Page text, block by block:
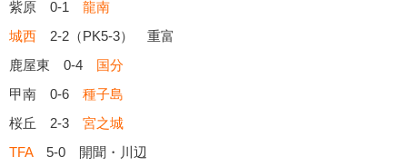
紫原 0-1 龍南
城西 2-2（PK5-3） 重富
鹿屋東 0-4 国分
甲南 0-6 種子島
桜丘 2-3 宮之城
TFA5-0 開聞・川辺